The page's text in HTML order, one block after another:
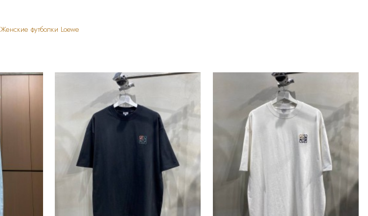
Женские футболки Loewe